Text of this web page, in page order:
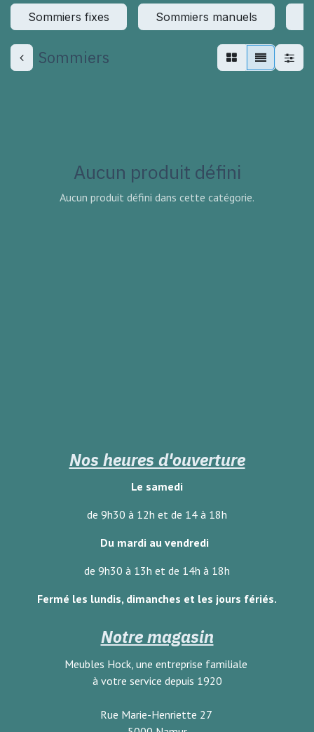
Sommiers fixes Sommiers manuels
Sommiers
Aucun produit défini
Aucun produit défini dans cette catégorie.
Nos heures d'ouverture
Le samedi
de 9h30 à 12h et de 14 à 18h
Du mardi au vendredi
de 9h30 à 13h et de 14h à 18h
Fermé les lundis, dimanches et les jours fériés.
Notre magasin
Meubles Hock, une entreprise familiale
à votre service depuis 1920
Rue Marie-Henriette 27